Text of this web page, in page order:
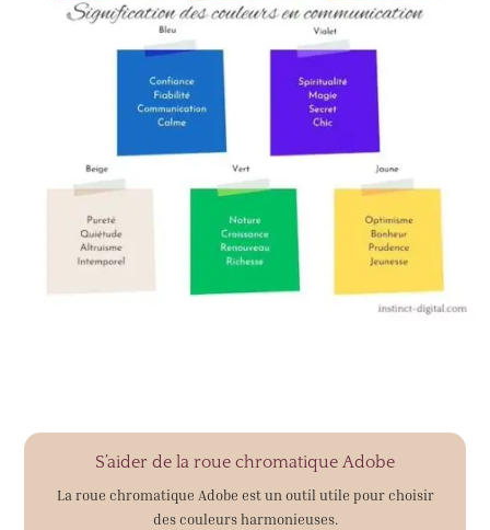
S’aider de la roue chromatique Adobe
La roue chromatique Adobe est un outil utile pour choisir
des couleurs harmonieuses.